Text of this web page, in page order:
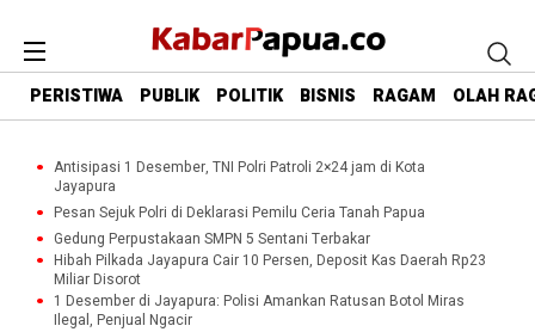
PERISTIWA PUBLIK POLITIK BISNIS RAGAM OLAH
Antisipasi 1 Desember, TNI Polri Patroli 2×24 jam di Kota
Jayapura
Pesan Sejuk Polri di Deklarasi Pemilu Ceria Tanah Papua
Gedung Perpustakaan SMPN 5 Sentani Terbakar
Hibah Pilkada Jayapura Cair 10 Persen, Deposit Kas Daerah Rp23
Miliar Disorot
1 Desember di Jayapura: Polisi Amankan Ratusan Botol Miras
Ilegal, Penjual Ngacir